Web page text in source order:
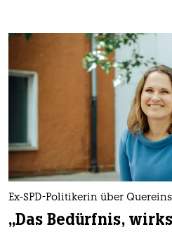
Ex-SPD-Politikerin über
„Das Bedürfnis,